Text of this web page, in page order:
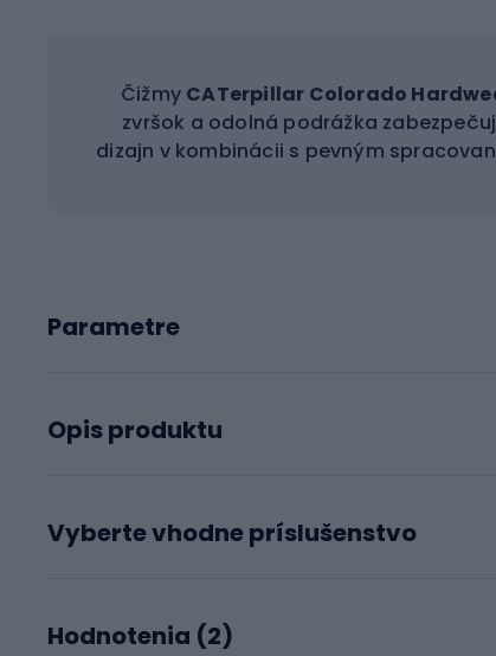
Čižmy CATerpillar Colorado
zvršok a odolná podrážka
dizajn v kombinácii s pevným
Parametre
Opis produktu
Vyberte vhodne príslušenstvo
Hodnotenia (2)